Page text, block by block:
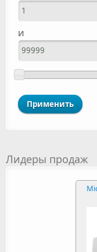
И
Лидеры продаж